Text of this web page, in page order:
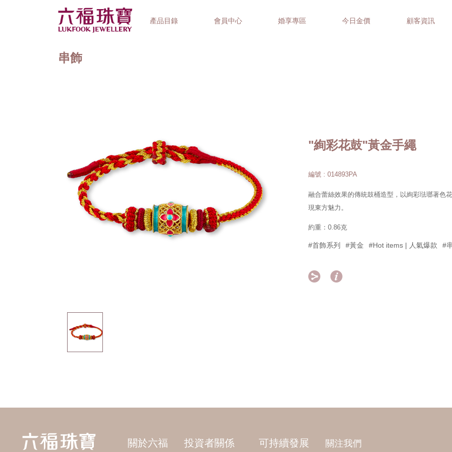
產品目錄 會員中心 婚享專區 今日金價 顧客資訊
串飾
"絢彩花鼓"黃金手繩
編號 : 014893PA
融合蕾絲效果的傳統鼓桶造型，以絢彩琺瑯著色
現東方魅力。
約重：0.86克
#首飾系列 #黃金 #Hot items | 人氣爆款 #
 
關於六福 投資者關係 可持續發展 關注我們